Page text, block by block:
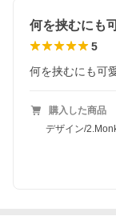
5
何を挟むにも可
購入した商品
デザイン/